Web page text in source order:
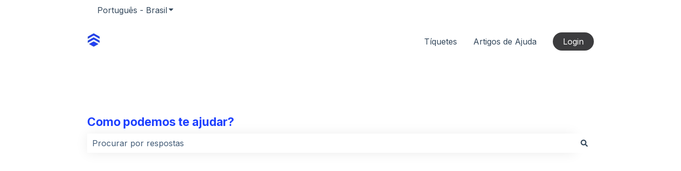
Português - BrasilMostrar submenu para traduções
Tíquetes Artigos de Ajuda Login
Como podemos te ajudar?